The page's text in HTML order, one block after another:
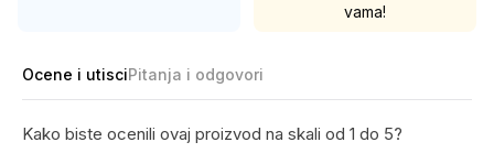
vama!
Ocene i utisciPitanja i odgovori
Kako biste ocenili ovaj proizvod na skali od 1 do 5?